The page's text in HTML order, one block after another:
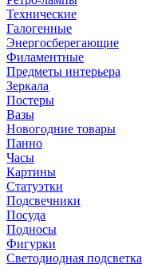
Технические
Галогенные
Энергосберегающие
Филаментные
Предметы интерьера
Зеркала
Постеры
Вазы
Новогодние товары
Панно
Часы
Картины
Статуэтки
Подсвечники
Посуда
Подносы
Фигурки
Светодиодная подсветка